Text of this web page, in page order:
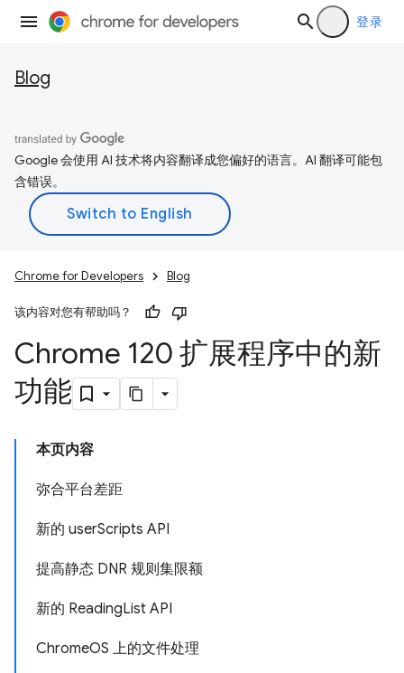
登录
Blog
Google 会使用 AI 技术将内容翻译成您偏好的语言。AI 翻译可能包
含错误。
Chrome for Developers Blog
该内容对您有帮助吗？
Chrome 120 扩展程序中的新
功能
本页内容
弥合平台差距
新的 userScripts API
提高静态 DNR 规则集限额
新的 ReadingList API
ChromeOS 上的文件处理